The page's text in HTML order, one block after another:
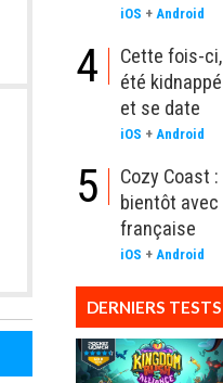
iOS + Android
4
Cette fois-
été
et se date
iOS + Android
5
Cozy Coast
bientôt
française
iOS + Android
DERNIERS TESTS